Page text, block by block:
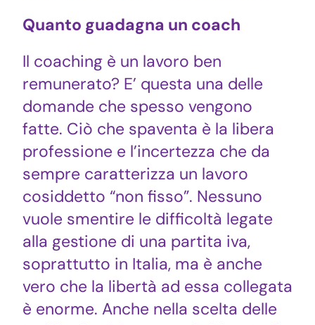
Quanto guadagna un coach
Il coaching è un lavoro ben
remunerato? E’ questa una delle
domande che spesso vengono
fatte. Ciò che spaventa è la libera
professione e l’incertezza che da
sempre caratterizza un lavoro
cosiddetto “non fisso”. Nessuno
vuole smentire le difficoltà legate
alla gestione di una partita iva,
soprattutto in Italia, ma è anche
vero che la libertà ad essa collegata
è enorme. Anche nella scelta delle